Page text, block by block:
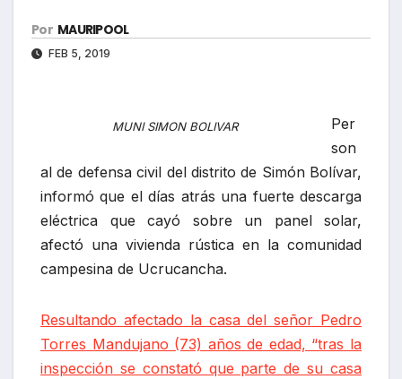
Por MAURIPOOL
FEB 5, 2019
MUNI SIMON BOLIVAR
Per
son
al de defensa civil del distrito de Simón Bolívar,
informó que el días atrás una fuerte descarga
eléctrica que cayó sobre un panel solar,
afectó una vivienda rústica en la comunidad
campesina de Ucrucancha.
Resultando afectado la casa del señor Pedro
Torres Mandujano (73) años de edad, “tras la
inspección se constató que parte de su casa